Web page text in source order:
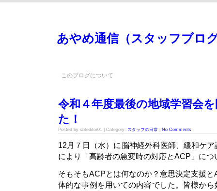
あやめ通信（スタッフブロ
このブログについて
令和４年度最後の地域学習会
た！
Posted by sbteditor01 | Category: スタッフの日常 No Comments
12月７日（水）に脳神経外科医師、緩和ケ
により「高齢者の急変時の対応とACP」に
そもそもACPとは何なのか？意思決定支援
体的な事例を用いての内容でした。皆様か